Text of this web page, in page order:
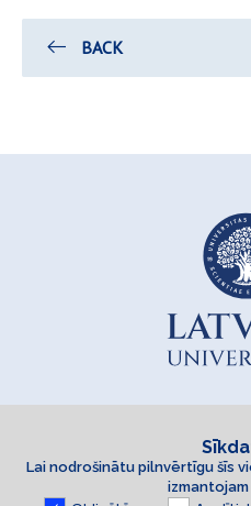
BACK
Trauksmes celšana
Lai nodrošinātu pilnvērtīgu šīs